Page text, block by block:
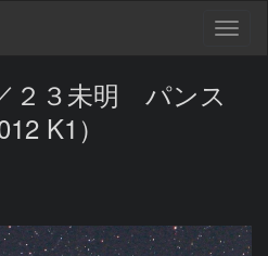
２３未明 パンス
K1）